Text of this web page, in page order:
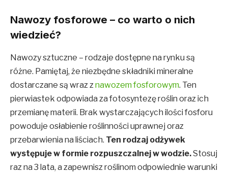
Nawozy fosforowe – co warto o nich
wiedzieć?
Nawozy sztuczne – rodzaje dostępne na rynku są
różne. Pamiętaj, że niezbędne składniki mineralne
dostarczane są wraz z nawozem fosforowym. Ten
pierwiastek odpowiada za fotosyntezę roślin oraz ich
przemianę materii. Brak wystarczających ilości fosforu
powoduje osłabienie roślinności uprawnej oraz
przebarwienia na liściach. Ten rodzaj odżywek
występuje w formie rozpuszczalnej w wodzie.Stosuj
raz na 3 lata, a zapewnisz roślinom odpowiednie warunki